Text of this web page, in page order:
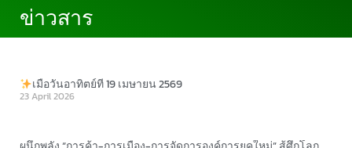
ข่าวสาร
เมื่อวันอาทิตย์ที่ 19 เมษายน 2569
23 April 2026